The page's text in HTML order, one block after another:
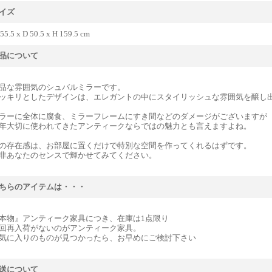
ズ
x D 50.5 x H 159.5 cm
について
な雰囲気のシュバルミラーです。
キリとしたデザインは、エレガントの中にスタイリッシュな雰囲気を醸し
ーに全体に腐食、ミラーフレームにすき間などのダメージがございますが
大切に使われてきたアンティークならではの魅力とも言えますよね。
存在感は、お部屋に置くだけで特別な空間を作ってくれるはずです。
あなたのセンスで輝かせてみてください。
らのアイテムは・・・
物』アンティーク家具につき、在庫は1点限り
再入荷がないのがアンティーク家具。
に入りのものが見つかったら、お早めにご検討下さい
について